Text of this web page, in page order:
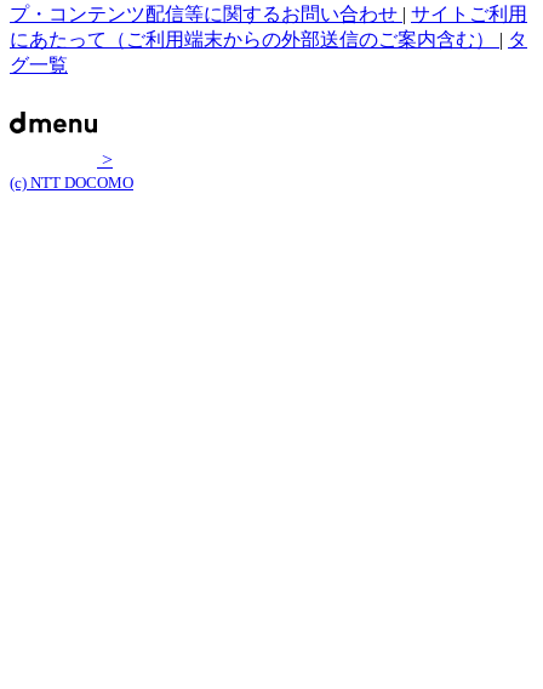
プ・コンテンツ配信等に関するお問い合わせ | サイトご利用
にあたって（ご利用端末からの外部送信のご案内含む） | タ
グ一覧
>
(c) NTT DOCOMO